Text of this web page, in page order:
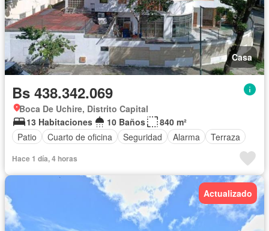
Casa
Bs 438.342.069
Boca De Uchire, Distrito Capital
13 Habitaciones
10 Baños
840 m²
Patio
Cuarto de oficina Seguridad Alarma Terraza
Hace 1 día, 4 horas
Actualizado